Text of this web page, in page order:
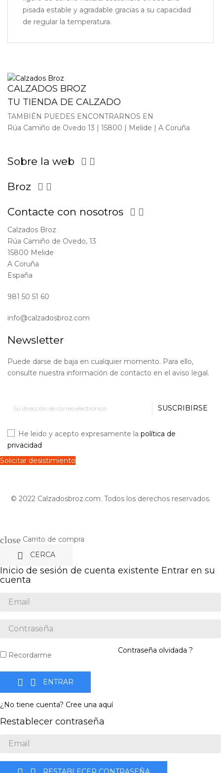
pisada estable y agradable gracias a su capacidad
de regular la temperatura.
CALZADOS BROZ
TU TIENDA DE CALZADO
TAMBIÉN PUEDES ENCONTRARNOS EN
Rúa Camiño de Ovedo 13 | 15800 | Melide | A Coruña
Sobre la web  
Broz  
Contacte con nosotros  
Calzados Broz
Rúa Camiño de Ovedo, 13
15800 Melide
A Coruña
España
981 50 51 60
info@calzadosbroz.com
Newsletter
Puede darse de baja en cualquier momento. Para ello,
consulte nuestra información de contacto en el aviso legal.
SUSCRIBIRSE
He leido y acepto expresamente la política de
privacidad
Solicitar desistimiento
© 2022 Calzadosbroz.com. Todos los derechos reservados.
close Carrito de compra
 CERCA
Inicio de sesión de cuenta existente Entrar en su
cuenta
Recordarme
Contraseña olvidada ?
  ENTRAR
¿No tiene cuenta? Cree una aquí
Restablecer contraseña